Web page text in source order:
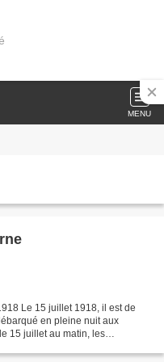
MENU
Le 15 juillet 1918, il est de
en pleine nuit aux
15 juillet au matin, les